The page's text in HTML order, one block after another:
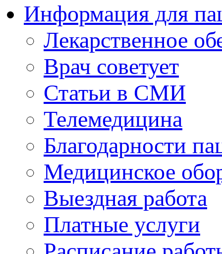
Информация для
Лекарственное
Врач советует
Статьи в СМИ
Телемедицина
Благодарности
Медицинское
Выездная работа
Платные услуги